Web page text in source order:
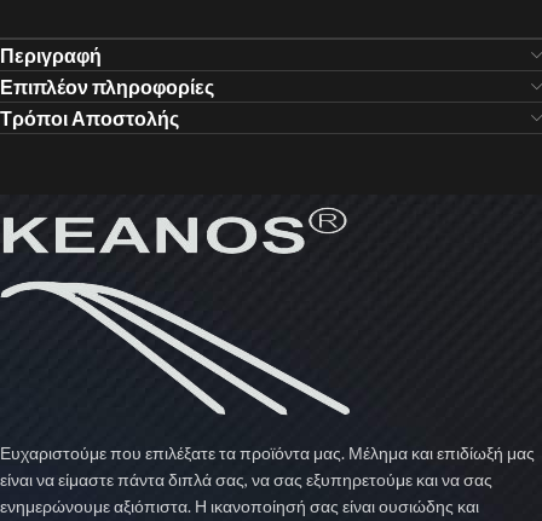
Περιγραφή
Επιπλέον πληροφορίες
Τρόποι Αποστολής
Ευχαριστούμε που επιλέξατε τα προϊόντα μας. Μέλημα και επιδίωξή μας
είναι να είμαστε πάντα διπλά σας, να σας εξυπηρετούμε και να σας
ενημερώνουμε αξιόπιστα. Η ικανοποίησή σας είναι ουσιώδης και